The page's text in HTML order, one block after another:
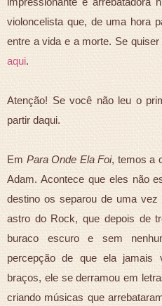
violoncelista que, de uma hora
entre a vida e a morte. Se
aqui.
Atenção! Se você não leu o
partir daqui.
EmPara Onde Ela Foi, temos a
Adam. Acontece que eles não
destino os separou de uma
astro do Rock, que depois de
buraco escuro e sem
percepção de que ela jamais
braços, ele se derramou em
criando músicas que